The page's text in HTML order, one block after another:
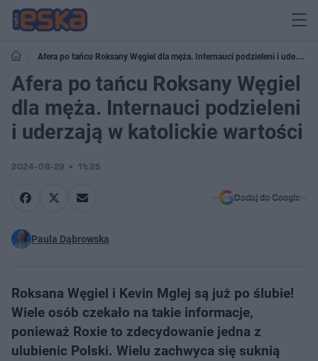
Afera po tańcu Roksany Węgiel dla męża. Internauci podzieleni i uderzają
w katolickie wartości
Afera po tańcu Roksany Węgiel
dla męża. Internauci podzieleni
i uderzają w katolickie wartości
2024-08-29 11:25
Dodaj do Google
Paula Dąbrowska
Roksana Węgiel i Kevin Mglej są już po ślubie!
Wiele osób czekało na takie informacje,
ponieważ Roxie to zdecydowanie jedna z
ulubienic Polski. Wielu zachwyca się suknią